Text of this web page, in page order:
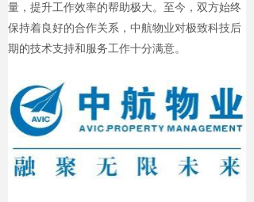
量，提升工作效率的帮助极大。至今，双方始终
保持着良好的合作关系，中航物业对极致科技后
期的技术支持和服务工作十分满意。